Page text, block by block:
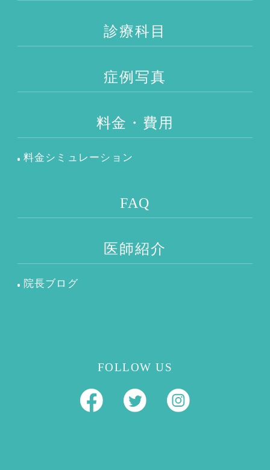
診療科目
症例写真
料金・費用
料金シミュレーション
FAQ
医師紹介
院長ブログ
FOLLOW US